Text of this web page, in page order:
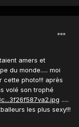
amers et
du monde..... moi
cette photo!!! après
volé son trophé
.....
les plus sexy!!!